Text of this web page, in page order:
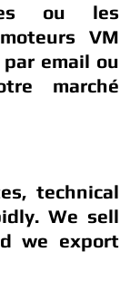
ou les
VM
email ou
marché
technical
We sell
we export